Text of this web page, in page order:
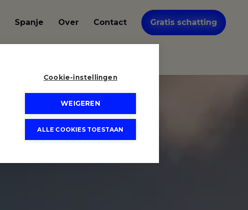
Spanje Over Contact Gratis schatting
Cookie-instellingen
WEIGEREN
ALLE COOKIES TOESTAAN